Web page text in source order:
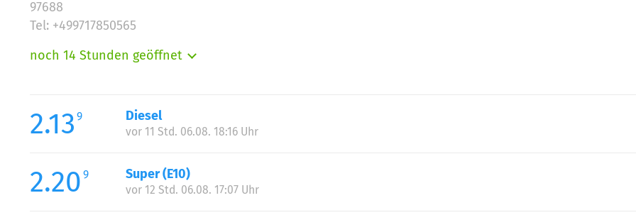
97688
Tel: +499717850565
noch 14 Stunden geöffnet
Mittwoch:
Donnerstag:
Samstag:
Sonntag:
2.13 9 Diesel
vor 11 Std. 06.08. 18:16 Uhr
2.20 9 Super (E10)
vor 12 Std. 06.08. 17:07 Uhr